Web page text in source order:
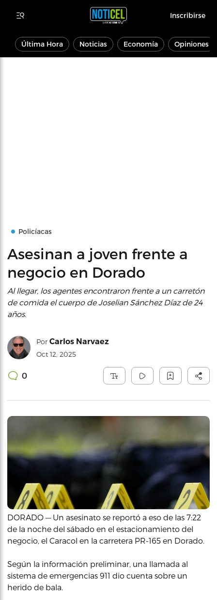
Inscribirse
Última Hora Noticias Economía Opiniones
Policíacas
Asesinan a joven frente a
negocio en Dorado
Al llegar, los agentes encontraron frente a un carretón
de comida el cuerpo de Joselian Sánchez Díaz de 24
años.
Por Carlos Narvaez
Oct 12, 2025
0
DORADO — Un asesinato se reportó a eso de las 7:22
de la noche del sábado en el estacionamiento del
negocio, el Caracol en la carretera PR-165 en Dorado.
Según la información preliminar, una llamada al
sistema de emergencias 911 dio cuenta sobre un
herido de bala.